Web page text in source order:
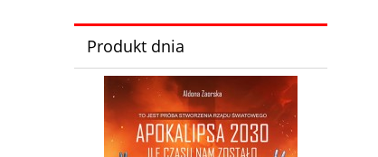
Produkt dnia